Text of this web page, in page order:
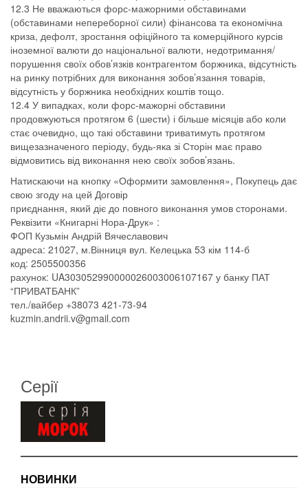
12.3 Не вважаються форс-мажорними обставинами
(обставинами непереборної сили) фінансова та економічна
криза, дефолт, зростання офіційного та комерційного курсів
іноземної валюти до національної валюти, недотримання/
порушення своїх обов’язків контрагентом боржника, відсутність
на ринку потрібних для виконання зобов’язання товарів,
відсутність у боржника необхідних коштів тощо.
12.4 У випадках, коли форс-мажорні обставини
продовжуються протягом 6 (шести) і більше місяців або коли
стає очевидно, що такі обставини триватимуть протягом
вищезазначеного періоду, будь-яка зі Сторін має право
відмовитись від виконання нею своїх зобов’язань.
Натискаючи на кнопку «Оформити замовлення», Покупець дає
свою згоду на цей Договір
приєднання, який діє до повного виконання умов сторонами.
Реквізити «Книгарні Нора-Друк» :
ФОП Кузьмін Андрій Вячеславович
адреса: 21027, м.Вінниця вул. Келецька 53 кім 114-б
код: 2505500356
рахунок: UA303052990000026003006107167 у банку ПАТ
“ПРИВАТБАНК”
тел./вайбер +38073 421-73-94
kuzmin.andrii.v@gmail.com
Серії
НОВИНКИ